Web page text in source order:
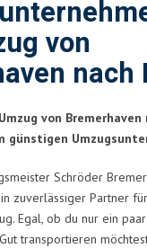
von
nach
von Bremerhaven
günstigen
Schröder
zuverlässiger Partner
Egal, ob du nur ein
transportieren